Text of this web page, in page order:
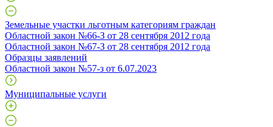
Земельные участки льготным категориям граждан
Областной закон №66-З от 28 сентября 2012 года
Областной закон №67-З от 28 сентября 2012 года
Образцы заявлений
Областной закон №57-з от 6.07.2023
Муниципальные услуги